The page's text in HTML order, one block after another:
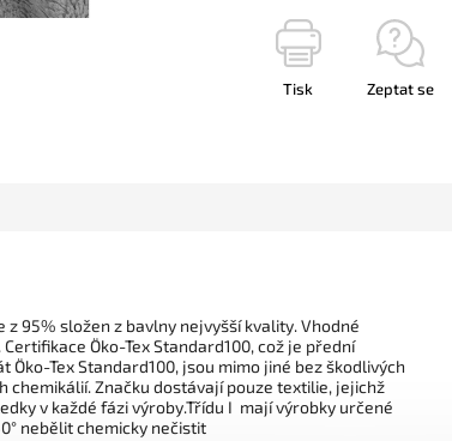
Tisk Zeptat se
95% složen z bavlny nejvyšší kvality. Vhodné
Öko-Tex Standard100, což je přední
Tex Standard100, jsou mimo jiné bez škodlivých
chemikálií. Značku dostávají pouze textilie, jejichž
v každé fázi výroby.Třídu I mají výrobky určené
nebělit chemicky nečistit